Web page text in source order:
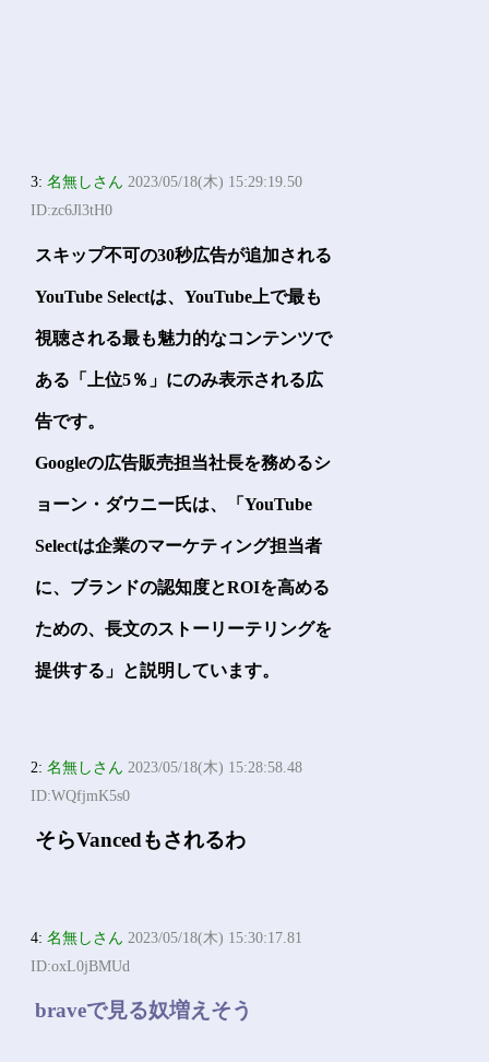
3:名無しさん 2023/05/18(木) 15:29:19.50
ID:zc6Jl3tH0
スキップ不可の30秒広告が追加される
YouTube Selectは、YouTube上で最も
視聴される最も魅力的なコンテンツで
ある「上位5％」にのみ表示される広
告です。
Googleの広告販売担当社長を務めるシ
ョーン・ダウニー氏は、「YouTube
Selectは企業のマーケティング担当者
に、ブランドの認知度とROIを高める
ための、長文のストーリーテリングを
提供する」と説明しています。
2:名無しさん 2023/05/18(木) 15:28:58.48
ID:WQfjmK5s0
そらVancedもされるわ
4:名無しさん 2023/05/18(木) 15:30:17.81
ID:oxL0jBMUd
braveで見る奴増えそう